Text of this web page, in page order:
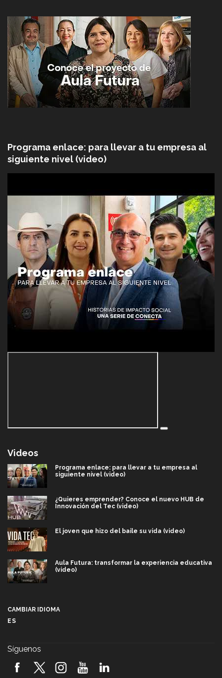
Programa enlace: para llevar a tu empresa al
siguiente nivel (video)
Videos
Programa enlace: para llevar a tu empresa al
siguiente nivel (video)
¿Quieres emprender? Conoce el nuevo HUB de
Innovación del Tec (video)
El joven que hizo del baile su vida (video)
Aula Futura: transformar la experiencia educativa
(video)
2026! (video)
CAMBIAR IDIOMA
ES
Síguenos